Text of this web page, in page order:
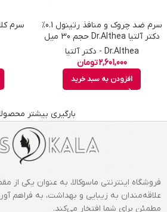
سرم ضد چروک و منافذ رتینول 0.1%
دکتر آلتیا Dr.Althea حجم 30 میل
Dr.Althea - دکتر آلتیا
2,601,000تومان
افزودن به سبد خرید
بارگیری بیشتر
فروشگاه اینترنتی ماسوکالا، به عنوان یکی از
علاقه‌مندان به زیبایی و بهداشت، به فراهم
مطمئن برای شما افتخار می‌کند.